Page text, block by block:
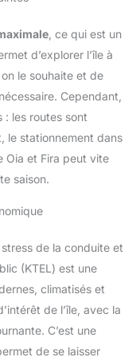
d'enfant et parfaite pour
photographie. Le zoom
16x vous permet de
facilement des
époustouflants à
Que ce soit pour la
ou le vélo, cet
photo est prêt pour
défis. Capacité de 1500
et longue durée de vie de
: cet appareil photo
en charge les cartes
incluse). Une puissante
dans la livraison qui
permet une durée
; le compartiment de la
est fermement fermé
garantir l'étanchéité.
, ce qui est un
d’explorer l’île à
le souhaite et de
Cependant,
: les routes sont
le stationnement dans
Oia et Fira peut vite
saison.
de la conduite et
(KTEL) est une
climatisés et
de l’île, avec la
C’est une
de se laisser